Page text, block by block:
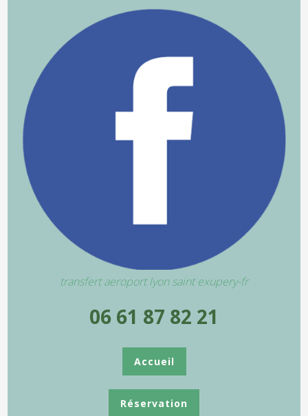
transfert aeroport lyon saint exupery-fr
06 61 87 82 21
Accueil
Réservation